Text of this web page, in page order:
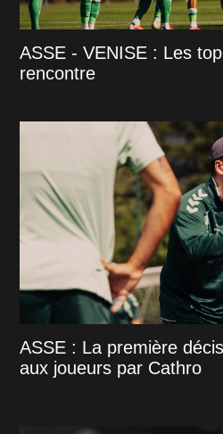
ASSE - VENISE : Les
rencontre
ASSE : La première
aux joueurs par Cathro